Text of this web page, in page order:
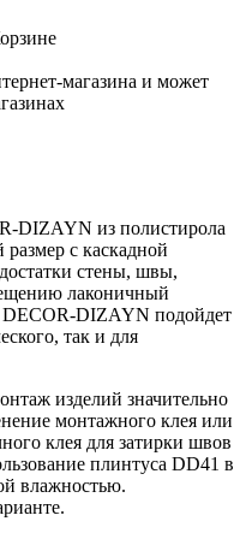
магазина и может
DIZAYN из полистирола
с каскадной
стены, швы,
лаконичный
DIZAYN подойдет
так и для
изделий значительно
монтажного клея или
клея для затирки швов
плинтуса DD41 в
влажностью.